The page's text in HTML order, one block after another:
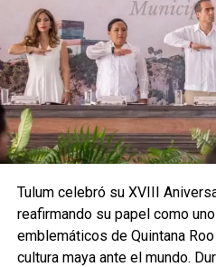
Tulum celebró su XVIII
reafirmando su papel como
emblemáticos de Quintana
cultura maya ante el mundo.